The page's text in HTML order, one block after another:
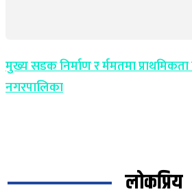
मुख्य सडक निर्माण र र्ममतमा
नगरपालिका
लोकप्रिय